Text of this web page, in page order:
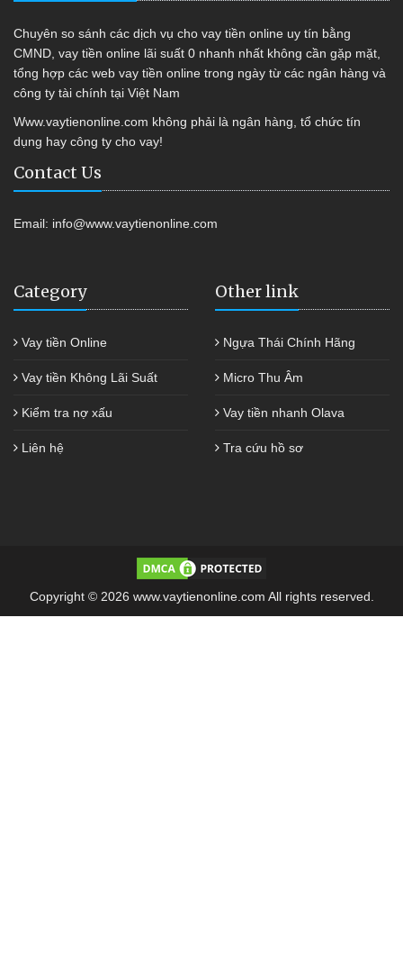
Chuyên so sánh các dịch vụ cho vay tiền online uy tín bằng
CMND, vay tiền online lãi suất 0 nhanh nhất không cần gặp mặt,
tổng hợp các web vay tiền online trong ngày từ các ngân hàng và
công ty tài chính tại Việt Nam
Www.vaytienonline.com không phải là ngân hàng, tổ chức tín
dụng hay công ty cho vay!
Contact Us
Email: info@www.vaytienonline.com
Category
Vay tiền Online
Vay tiền Không Lãi Suất
Kiểm tra nợ xấu
Liên hệ
Other link
Ngựa Thái Chính Hãng
Micro Thu Âm
Vay tiền nhanh Olava
Tra cứu hồ sơ
Copyright © 2026 www.vaytienonline.com All rights reserved.